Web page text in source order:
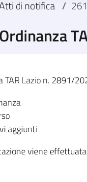
di notifica /
TAR Lazio n. 2891/
aggiunti
viene